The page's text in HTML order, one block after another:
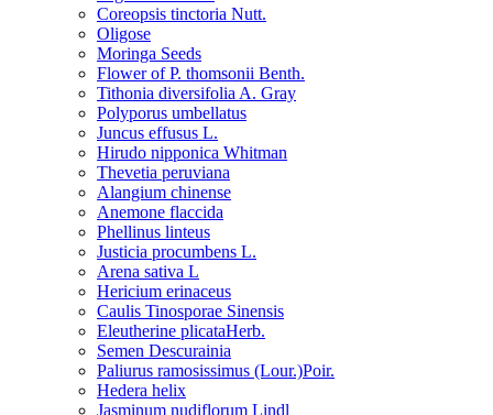
Coreopsis tinctoria Nutt.
Oligose
Moringa Seeds
Flower of P. thomsonii Benth.
Tithonia diversifolia A. Gray
Polyporus umbellatus
Juncus effusus L.
Hirudo nipponica Whitman
Thevetia peruviana
Alangium chinense
Anemone flaccida
Phellinus linteus
Justicia procumbens L.
Arena sativa L
Hericium erinaceus
Caulis Tinosporae Sinensis
Eleutherine plicataHerb.
Semen Descurainia
Paliurus ramosissimus (Lour.)Poir.
Hedera helix
Jasminum nudiflorum Lindl